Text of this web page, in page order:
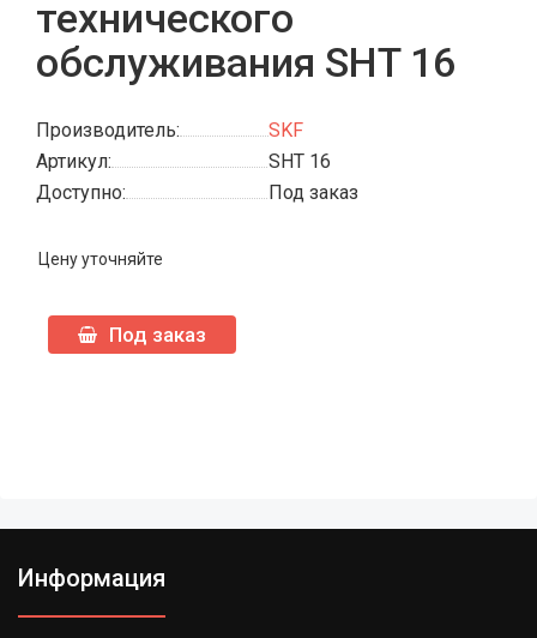
технического
обслуживания SHT 16
Производитель:
SKF
Артикул:
SHT 16
Доступно:
Под заказ
Цену уточняйте
Под заказ
Информация